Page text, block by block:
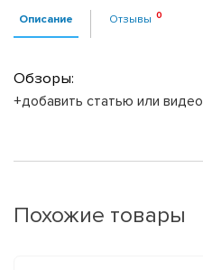
Описание Отзывы
Обзоры:
+добавить статью или видео
Похожие товары